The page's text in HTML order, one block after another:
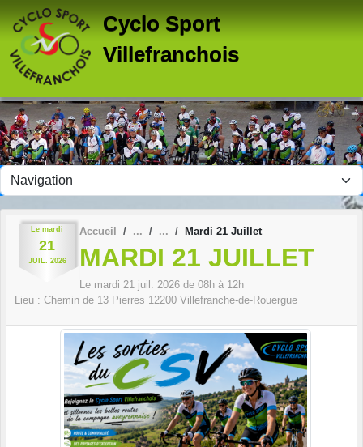
Cyclo Sport
Villefranchois
Le mardi
21
JUIL. 2026
Accueil Mardi 21 Juillet
MARDI 21 JUILLET
Le mardi 21 juil. 2026 de 08h à 12h
Lieu : Chemin de 13 Pierres 12200 Villefranche-de-Rouergue
Panneau de gestion des cookies